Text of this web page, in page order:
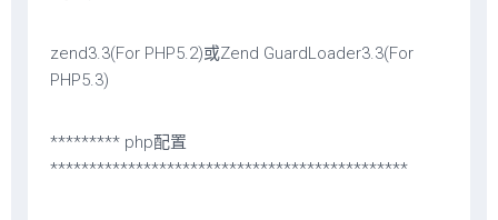
zend3.3(For PHP5.2)或Zend GuardLoader3.3(For
PHP5.3)
********* php配置
**********************************************